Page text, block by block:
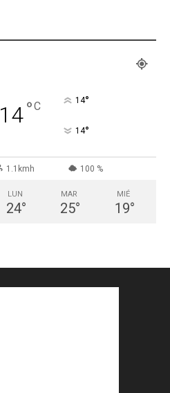
14°C 14°
14°
1.1kmh 100 %
LUN
24°
MAR
25°
MIÉ
19°